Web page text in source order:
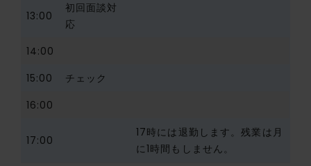
13:00
初回面談対
応
14:00
15:00
チェック
16:00
17:00
17時には退勤します。残業は月
に1時間もしません。